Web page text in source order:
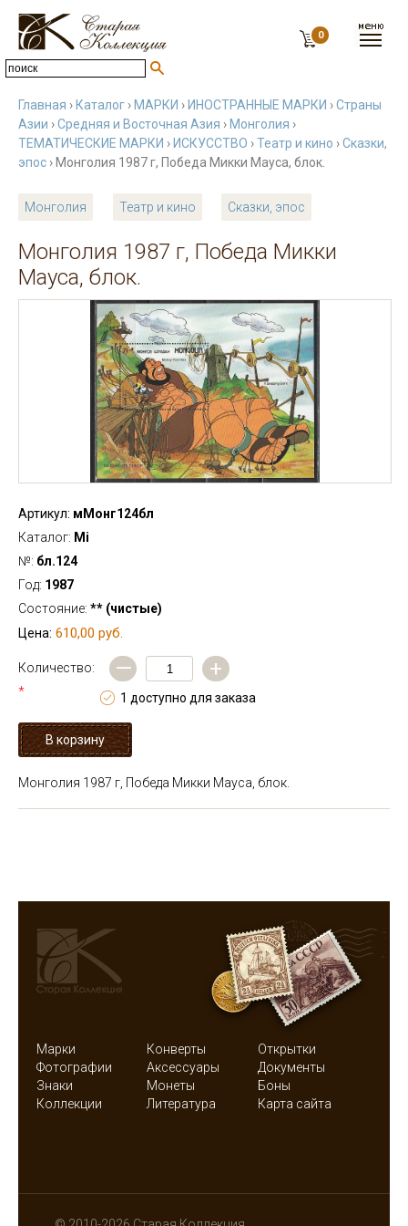
0
Главная › Каталог › МАРКИ › ИНОСТРАННЫЕ МАРКИ ›Страны
Азии ›Средняя и Восточная Азия › Монголия ›
ТЕМАТИЧЕСКИЕ МАРКИ › ИСКУССТВО ›Театр и кино ›Сказки,
эпос › Монголия 1987 г, Победа Микки Мауса, блок.
Монголия Театр и кино Сказки, эпос
Монголия 1987 г, Победа Микки
Мауса, блок.
Артикул: мМонг124бл
Каталог: Mi
№: бл.124
Год: 1987
Состояние: ** (чистые)
Цена: 610,00 руб.
Количество:
*
— +
1 доступно для заказа
Монголия 1987 г, Победа Микки Мауса, блок.
Марки Конверты
Открытки
Фотографии
Аксессуары
Документы
Знаки
Монеты
Боны
Коллекции
Литература Карта сайта